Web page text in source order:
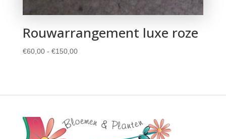
Rouwarrangement luxe roze
€60,00 - €150,00Prijsklasse: